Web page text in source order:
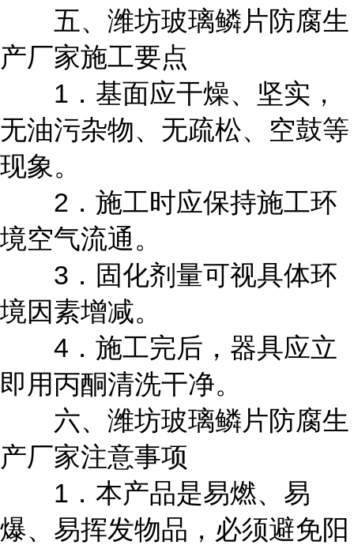
五、潍坊玻璃鳞片防腐生
产厂家施工要点
1．基面应干燥、坚实，
无油污杂物、无疏松、空鼓等
现象。
2．施工时应保持施工环
境空气流通。
3．固化剂量可视具体环
境因素增减。
4．施工完后，器具应立
即用丙酮清洗干净。
六、潍坊玻璃鳞片防腐生
产厂家注意事项
1．本产品是易燃、易
爆、易挥发物品，必须避免阳